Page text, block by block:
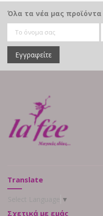
Όλα τα νέα μας προϊόντα
Εγγραφείτε
Translate
▼
Σχετικά με εμάς